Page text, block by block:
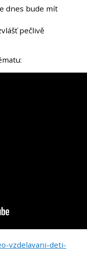
dnes bude mít
pečlivě
vzdelavani-deti-